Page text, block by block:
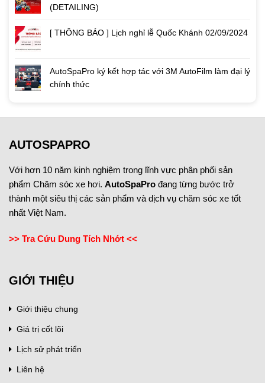
(DETAILING)
[ THÔNG BÁO ] Lịch nghỉ lễ Quốc Khánh 02/09/2024
AutoSpaPro ký kết hợp tác với 3M AutoFilm làm đại lý
chính thức
AUTOSPAPRO
Với hơn 10 năm kinh nghiệm trong lĩnh vực phân phối sản
phẩm Chăm sóc xe hơi. AutoSpaPro đang từng bước trở
thành một siêu thị các sản phẩm và dịch vụ chăm sóc xe tốt
nhất Việt Nam.
>> Tra Cứu Dung Tích Nhớt <<
GIỚI THIỆU
Giới thiệu chung
Giá trị cốt lõi
Lịch sử phát triển
Liên hệ